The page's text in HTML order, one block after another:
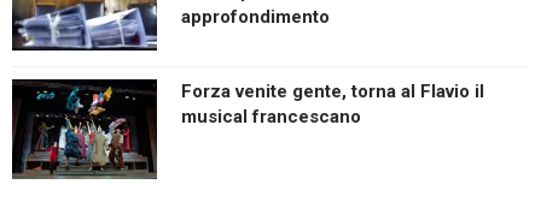
approfondimento
Forza venite gente, torna al Flavio il
musical francescano